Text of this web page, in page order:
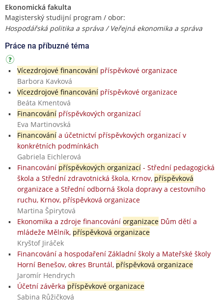
Ekonomická fakulta
Magisterský studijní program / obor:
Hospodářská politika a správa / Veřejná ekonomika a správa
Práce na příbuzné téma
Vícezdrojové financovánípříspěvkové organizace
Barbora Kavková
Vícezdrojové financovánípříspěvkové organizace
Beáta Kmentová
Financovánípříspěvkových organizací
Eva Martinovská
Financovánía účetnictví příspěvkových organizací v
konkrétních podmínkách
Gabriela Eichlerová
Financování příspěvkových organizací- Střední pedagogická
škola a Střední zdravotnická škola, Krnov, příspěvková
organizace a Střední odborná škola dopravy a cestovního
ruchu, Krnov, příspěvková organizace
Martina Špirytová
Ekonomika a zdroje financování organizaceDům dětí a
mládeže Mělník, příspěvková organizace
Kryštof Jiráček
Financování a hospodaření Základní školy a Mateřské školy
Horní Benešov, okres Bruntál, příspěvková organizace
Jaromír Hendrych
Účetní závěrka příspěvkové organizace
Sabina Růžičková